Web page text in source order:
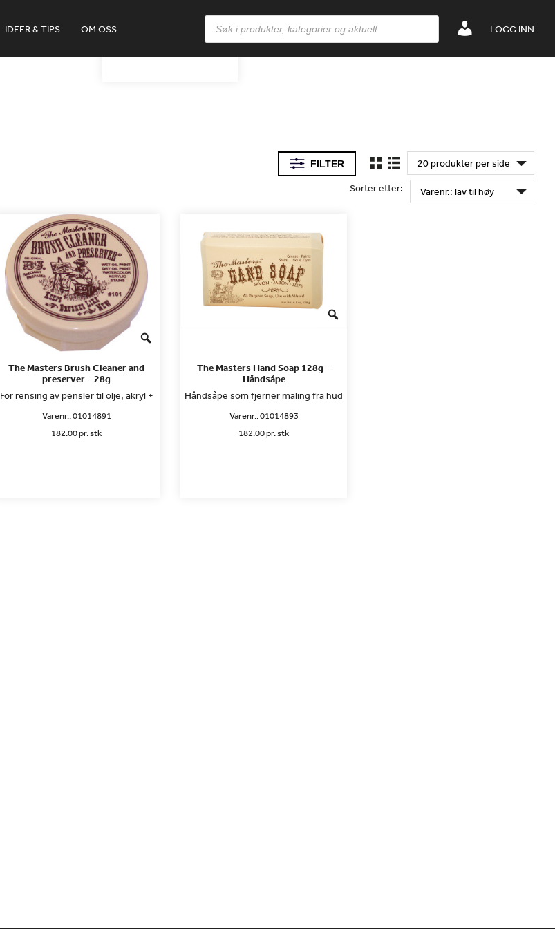
IDEER & TIPS OM OSS LOGG INN
Products
search
THE MASTERS
FILTER
Sorter etter:
The Masters Brush Cleaner and
preserver – 28g
For rensing av pensler til olje, akryl +
Varenr.:01014891
182.00 pr. stk
The Masters Hand Soap 128g –
Håndsåpe
Håndsåpe som fjerner maling fra hud
Varenr.:01014893
182.00 pr. stk